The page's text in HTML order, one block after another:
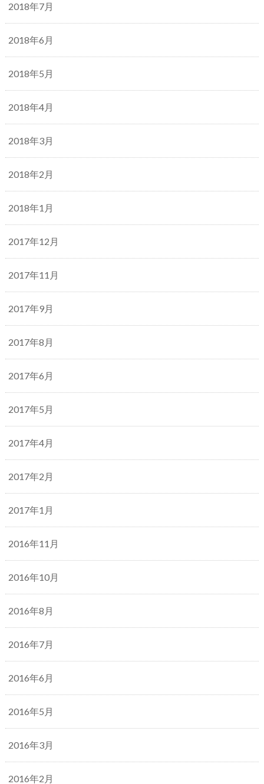
2018年7月
2018年6月
2018年5月
2018年4月
2018年3月
2018年2月
2018年1月
2017年12月
2017年11月
2017年9月
2017年8月
2017年6月
2017年5月
2017年4月
2017年2月
2017年1月
2016年11月
2016年10月
2016年8月
2016年7月
2016年6月
2016年5月
2016年3月
2016年2月